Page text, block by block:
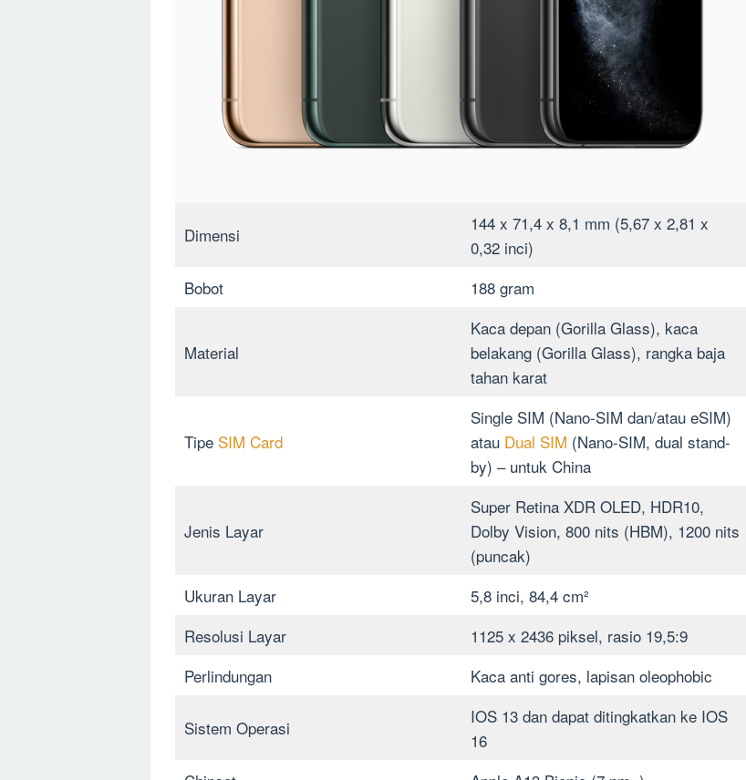
Dimensi
144 x 71,4 x 8,1 mm (5,67 x 2,81 x
0,32 inci)
Bobot
188 gram
Material
Kaca depan (Gorilla Glass), kaca
belakang (Gorilla Glass), rangka baja
tahan karat
Tipe SIM Card
Single SIM (Nano-SIM dan/atau eSIM)
atau Dual SIM (Nano-SIM, dual stand-
by) – untuk China
Jenis Layar
Super Retina XDR OLED, HDR10,
Dolby Vision, 800 nits (HBM), 1200 nits
(puncak)
Ukuran Layar
5,8 inci, 84,4 cm²
Resolusi Layar
1125 x 2436 piksel, rasio 19,5:9
Perlindungan
Kaca anti gores, lapisan oleophobic
Sistem Operasi
IOS 13 dan dapat ditingkatkan ke IOS
16